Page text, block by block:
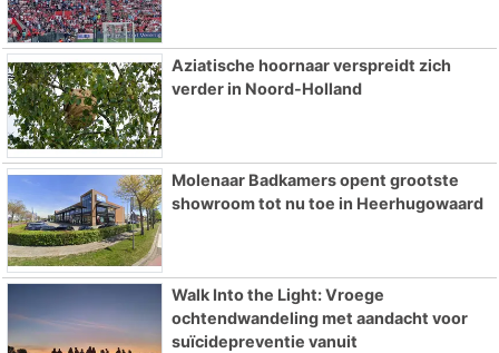
Aziatische hoornaar verspreidt zich
verder in Noord-Holland
Molenaar Badkamers opent grootste
showroom tot nu toe in Heerhugowaard
Walk Into the Light: Vroege
ochtendwandeling met aandacht voor
suïcidepreventie vanuit